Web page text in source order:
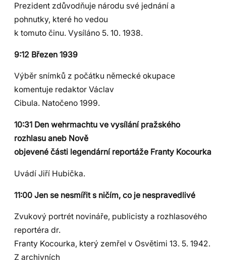
Prezident zdůvodňuje národu své jednání a
pohnutky, které ho vedou
k tomuto činu. Vysíláno 5. 10. 1938.
9:12 Březen 1939
Výběr snímků z počátku německé okupace
komentuje redaktor Václav
Cibula. Natočeno 1999.
10:31 Den wehrmachtu ve vysílání pražského
rozhlasu aneb Nově
objevené části legendární reportáže Franty Kocourka
Uvádí Jiří Hubička.
11:00 Jen se nesmířit s ničím, co je nespravedlivé
Zvukový portrét novináře, publicisty a rozhlasového
reportéra dr.
Franty Kocourka, který zemřel v Osvětimi 13. 5. 1942.
Z archivních